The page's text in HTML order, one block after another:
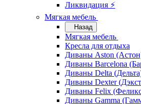
Ликвидация ⚡
Мягкая мебель
Назад
Мягкая мебель
Кресла для отдыха
Диваны Aston
Диваны Barcelona
Диваны Delta
Диваны Dexter
Диваны Felix
Диваны Gamma